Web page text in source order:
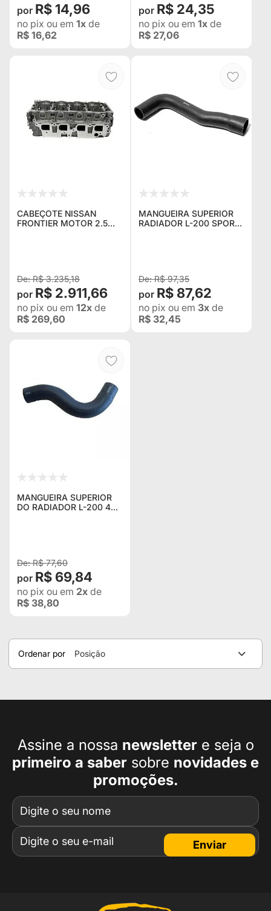
R$ 14,96
no pix ou em 1x de
R$ 16,62
R$ 24,35
no pix ou em 1x de
R$ 27,06
CABEÇOTE NISSAN
FRONTIER MOTOR 2.5
R$ 3.235,18
R$ 2.911,66
no pix ou em 12x de
R$ 269,60
MANGUEIRA SUPERIOR
RADIADOR L-200 SPORT
R$ 97,35
R$ 87,62
no pix ou em 3x de
R$ 32,45
MANGUEIRA SUPERIOR
DO RADIADOR L-200 4X4
R$ 77,60
R$ 69,84
no pix ou em 2x de
R$ 38,80
Ordenar por Posição
Assine a nossa newslettere seja o
primeiro a saber sobre novidades e
promoções.
Enviar